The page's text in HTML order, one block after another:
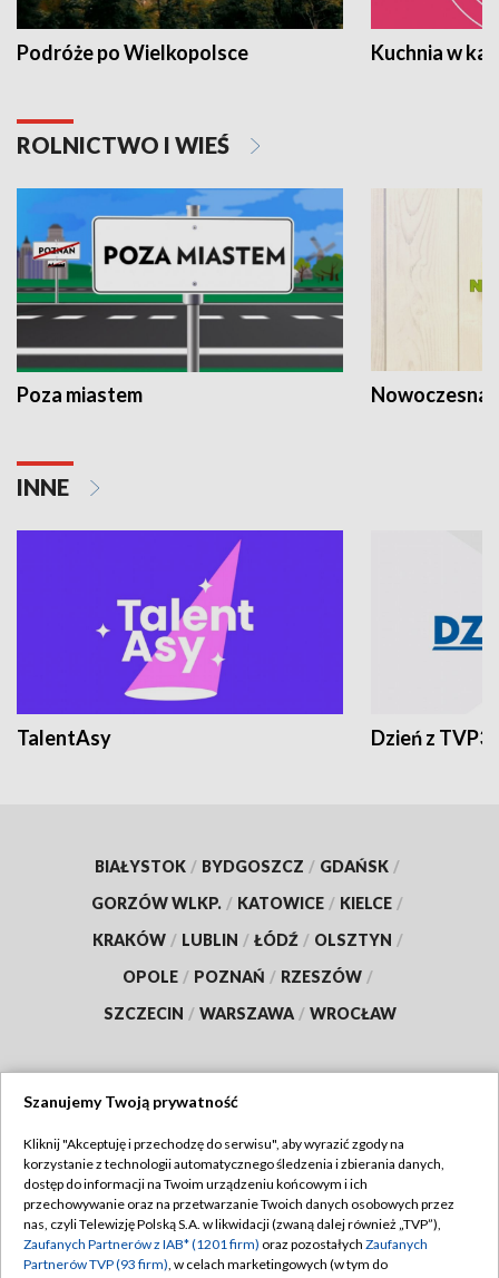
Podróże po Wielkopolsce Kuchnia w
ROLNICTWO I WIEŚ
Poza miastem Nowoczesna
INNE
TalentAsy Dzień z TVP3
BIAŁYSTOK / BYDGOSZCZ / GDAŃSK /
GORZÓW WLKP. / KATOWICE / KIELCE /
KRAKÓW / LUBLIN / ŁÓDŹ / OLSZTYN /
OPOLE / POZNAŃ / RZESZÓW /
SZCZECIN / WARSZAWA / WROCŁAW
TVP
Abonament TVP
Emisja w TVP
Regulamin TVP
Polityka prywatności
Szanujemy Twoją prywatność
Kliknij "Akceptuję i przechodzę do serwisu", aby wyrazić zgody na
korzystanie z technologii automatycznego śledzenia i zbierania danych,
dostęp do informacji na Twoim urządzeniu końcowym i ich
przechowywanie oraz na przetwarzanie Twoich danych osobowych przez
nas, czyli Telewizję Polską S.A. w likwidacji (zwaną dalej również „TVP”),
Zaufanych Partnerów z IAB* (1201 firm) oraz pozostałych Zaufanych
Partnerów TVP (93 firm), w celach marketingowych (w tym do